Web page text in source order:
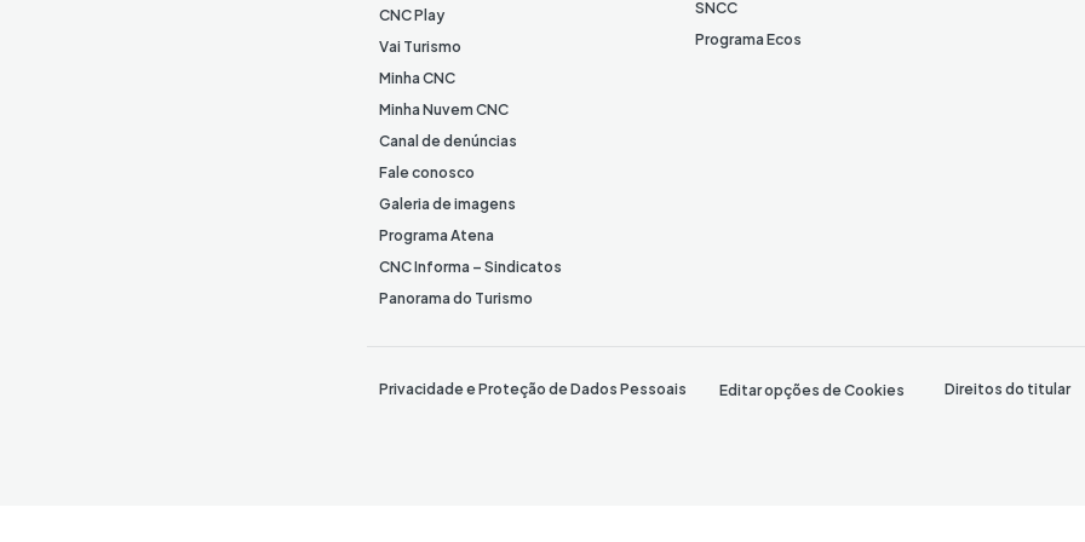
CNC Play
Vai Turismo
Minha CNC
Minha Nuvem CNC
Canal de denúncias
Fale conosco
Galeria de imagens
Programa Atena
CNC Informa – Sindicatos
Panorama do Turismo
SNCC
Programa Ecos
Privacidade e Proteção de Dados Pessoais Editar opções de Cookies Direitos do titular